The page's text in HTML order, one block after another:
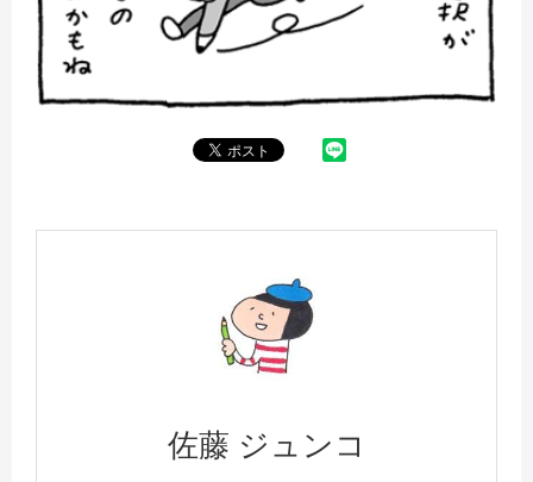
佐藤 ジュンコ